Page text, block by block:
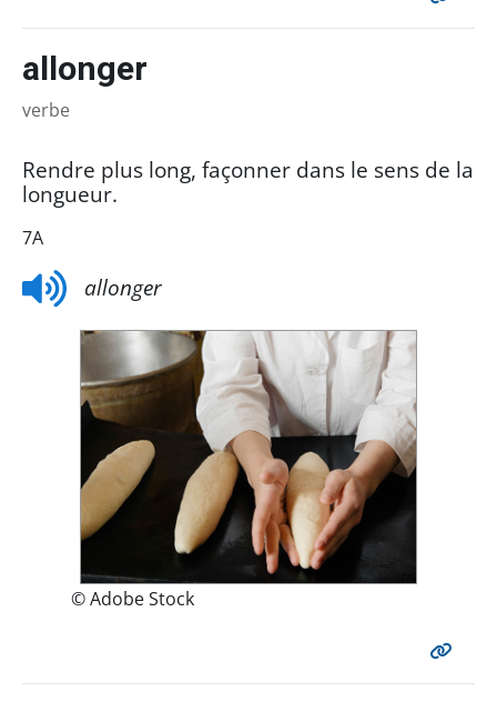
allonger
verbe
Rendre plus long, façonner dans le sens de la
longueur.
7A
allonger
© Adobe Stock